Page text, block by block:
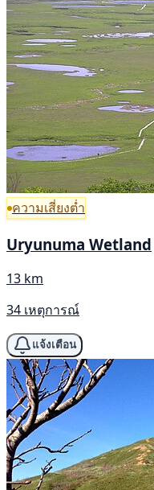
ความเสี่ยงต่ำ
Uryunuma Wetland
13 km
34 เหตุการณ์
แจ้งเตือน